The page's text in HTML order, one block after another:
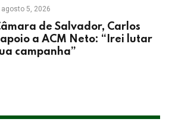
agosto 5, 2026
de Salvador, Carlos
a ACM Neto: “Irei lutar
campanha”